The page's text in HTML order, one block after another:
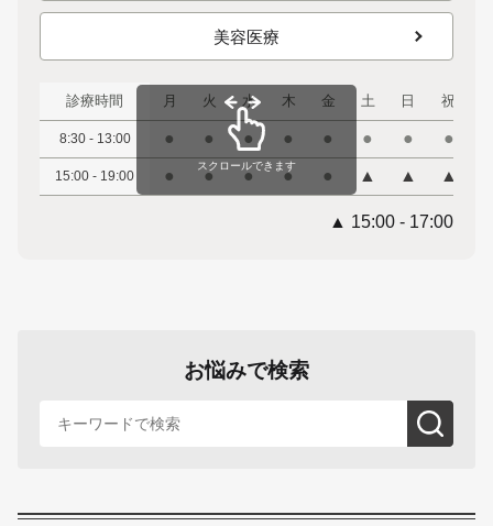
美容医療
診療時間 月 火 水 木 金 土 日 祝
8:30 - 13:00 ● ● ● ● ● ● ● ●
15:00 - 19:00 ● ● ● ● ● ▲ ▲ ▲
スクロールできます
▲ 15:00 - 17:00
お悩みで検索